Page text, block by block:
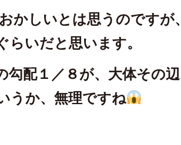
かしいとは思うのですが、
いだと思います。
勾配１／８が、大体その辺
うか、無理ですね